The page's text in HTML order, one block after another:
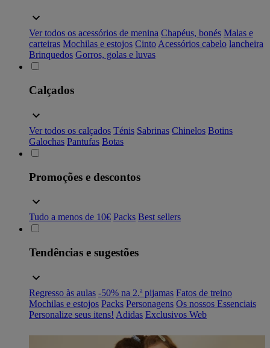
Ver todos os acessórios de menina Chapéus, bonés Malas e
carteiras Mochilas e estojos Cinto Acessórios cabelo lancheira
Brinquedos Gorros, golas e luvas
Calçados
Ver todos os calçados Ténis Sabrinas Chinelos Botins
Galochas Pantufas Botas
Promoções e descontos
Tudo a menos de 10€ Packs Best sellers
Tendências e sugestões
Regresso às aulas -50% na 2.ª pijamas Fatos de treino
Mochilas e estojos Packs Personagens Os nossos Essenciais
Personalize seus itens! Adidas Exclusivos Web